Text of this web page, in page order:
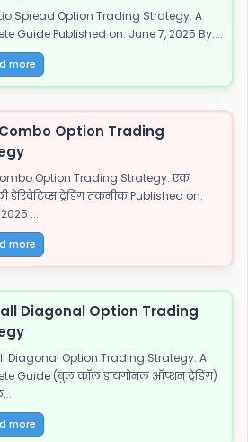
Spread Option Trading Strategy: A
Guide Published on: June 7, 2025 By:...
more
Option Trading
Option Trading Strategy: एक
डेरिवेटिव्स ट्रेडिंग तकनीक Published on:
...
more
Diagonal Option Trading
Diagonal Option Trading Strategy: A
Guide (बुल कॉल डायगोनल ऑप्शन ट्रेडिंग)
more